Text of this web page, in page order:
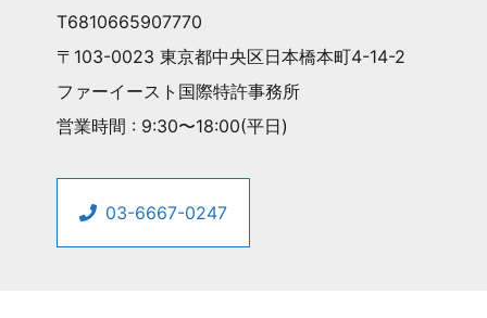
T6810665907770
〒103-0023 東京都中央区日本橋本町4-14-2
ファーイースト国際特許事務所
営業時間 : 9:30〜18:00(平日)
03-6667-0247